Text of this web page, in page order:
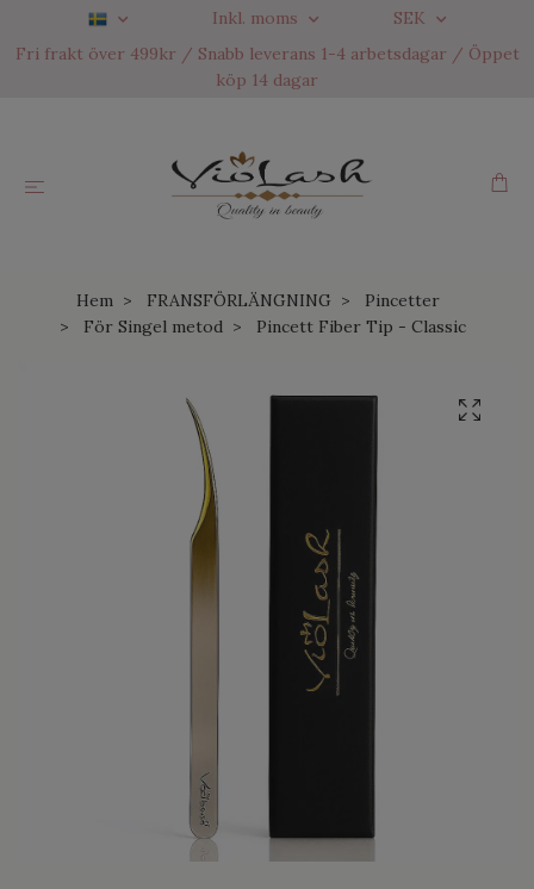
Inkl. moms
SEK
Fri frakt över 499kr / Snabb leverans 1-4 arbetsdagar / Öppet
köp 14 dagar
Hem FRANSFÖRLÄNGNING
Pincetter
För Singel metod
Pincett Fiber Tip - Classic